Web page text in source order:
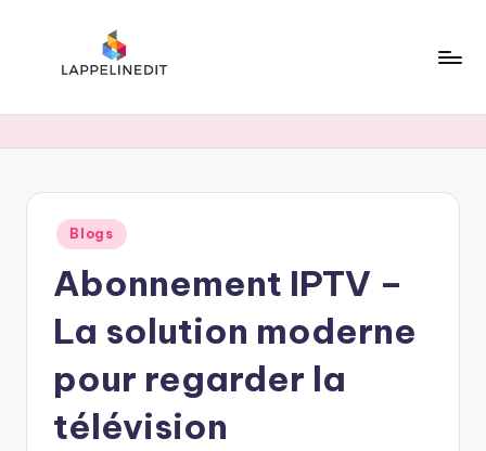
Posted
in
Blogs
Abonnement IPTV –
La solution moderne
pour regarder la
télévision